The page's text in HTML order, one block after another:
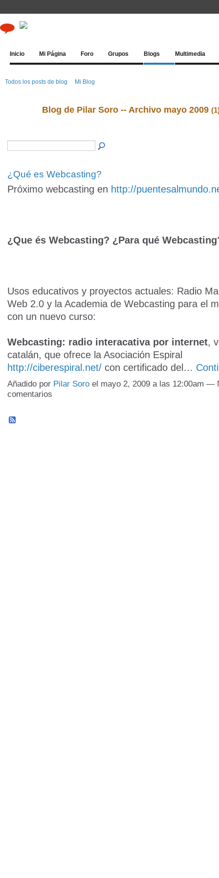
Inicio Mi Página Foro Grupos Blogs Multimedia
Todos los posts de blog Mi Blog
Blog de Pilar Soro -- Archivo mayo 2009
¿Qué es Webcasting?
Próximo webcasting en http://
¿Que és Webcasting? ¿Para qué
Usos educativos y proyectos actuales: Radio
Web 2.0 y la Academia de Webcasting para el
con un nuevo curso:
Webcasting: radio interacativa por internet,
catalán, que ofrece la Asociación Espiral
http://ciberespiral.net/ con certificado del…
Añadido por Pilar Soro el mayo 2, 2009 a las 12:00am —
comentarios